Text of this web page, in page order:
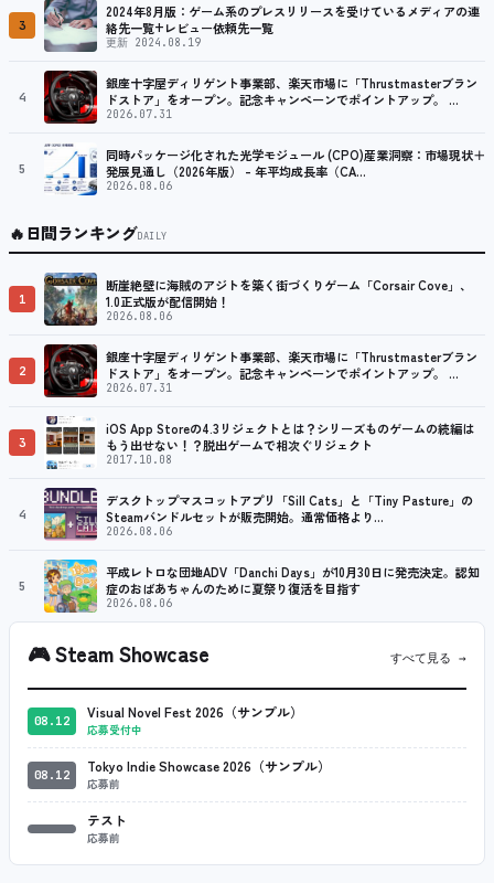
3
2024年8月版：ゲーム系のプレスリリースを受けているメディアの連
絡先一覧+レビュー依頼先一覧
更新 2024.08.19
4
銀座十字屋ディリゲント事業部、楽天市場に「Thrustmasterブラン
ドストア」をオープン。記念キャンペーンでポイントアップ。 …
2026.07.31
5
同時パッケージ化された光学モジュール (CPO)産業洞察：市場現状＋
発展見通し（2026年版） – 年平均成長率（CA…
2026.08.06
🔥日間ランキングDAILY
1
断崖絶壁に海賊のアジトを築く街づくりゲーム「Corsair Cove」、
1.0正式版が配信開始！
2026.08.06
2
銀座十字屋ディリゲント事業部、楽天市場に「Thrustmasterブラン
ドストア」をオープン。記念キャンペーンでポイントアップ。 …
2026.07.31
3
iOS App Storeの4.3リジェクトとは？シリーズものゲームの続編は
もう出せない！？脱出ゲームで相次ぐリジェクト
2017.10.08
4
デスクトップマスコットアプリ「Sill Cats」と「Tiny Pasture」の
Steamバンドルセットが販売開始。通常価格より…
2026.08.06
5
平成レトロな団地ADV「Danchi Days」が10月30日に発売決定。認知
症のおばあちゃんのために夏祭り復活を目指す
2026.08.06
🎮Steam Showcase すべて見る →
08.12 Visual Novel Fest 2026（サンプル）
応募受付中
08.12 Tokyo Indie Showcase 2026（サンプル）
応募前
テスト
応募前